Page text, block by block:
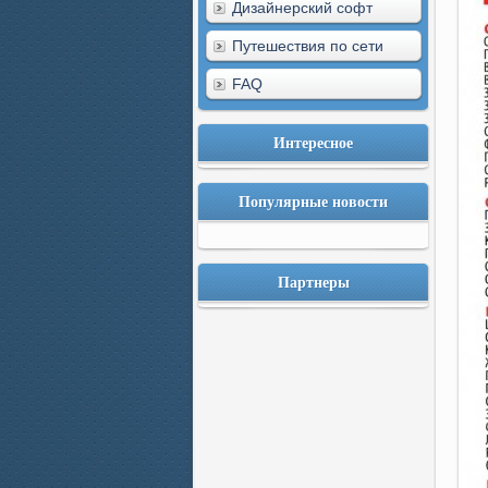
Дизайнерский софт
Путешествия по сети
FAQ
Интересное
Популярные новости
Партнеры